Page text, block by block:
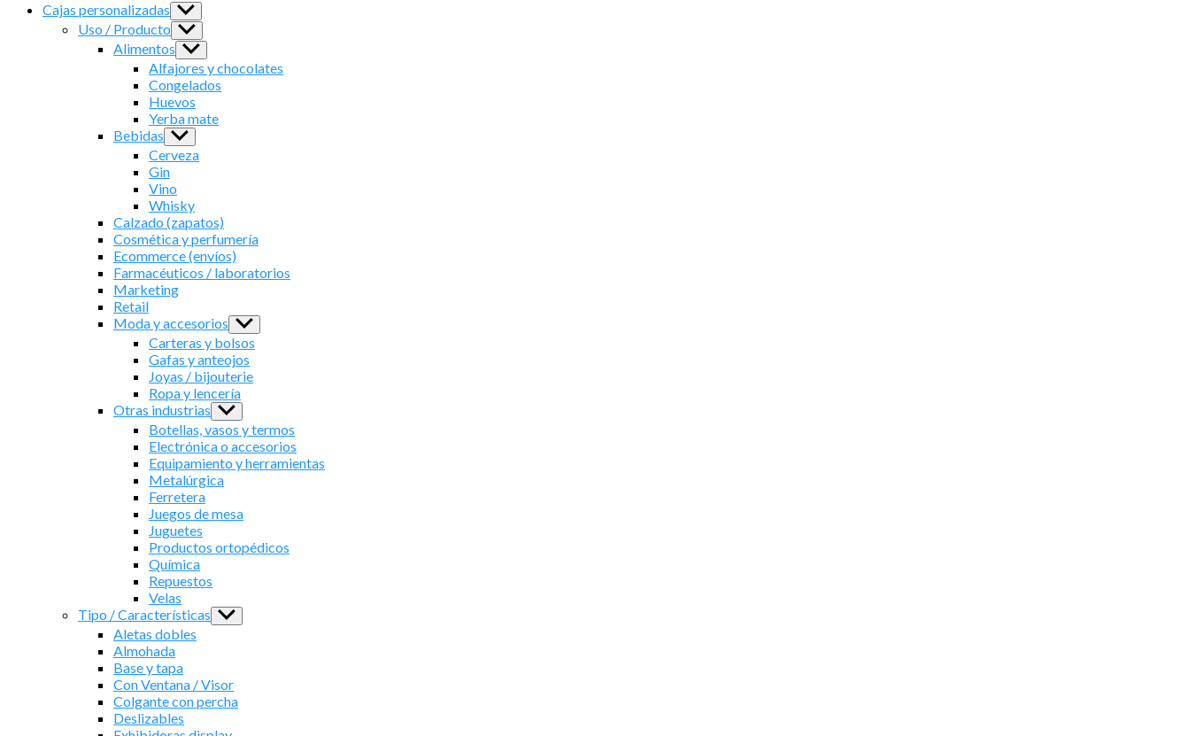
Cajas personalizadas Show
sub
menu
Uso / Producto Show
sub
menu
Alimentos Show
sub
menu
Alfajores y chocolates
Congelados
Huevos
Yerba mate
Bebidas Show
sub
menu
Cerveza
Gin
Vino
Whisky
Calzado (zapatos)
Cosmética y perfumería
Ecommerce (envíos)
Farmacéuticos / laboratorios
Marketing
Retail
Moda y accesorios Show
sub
menu
Carteras y bolsos
Gafas y anteojos
Joyas / bijouterie
Ropa y lencería
Otras industrias Show
sub
menu
Botellas, vasos y termos
Electrónica o accesorios
Equipamiento y herramientas
Metalúrgica
Ferretera
Juegos de mesa
Juguetes
Productos ortopédicos
Química
Repuestos
Velas
Tipo / Características Show
sub
Aletas dobles
Almohada
Base y tapa
Con Ventana / Visor
Colgante con percha
Deslizables